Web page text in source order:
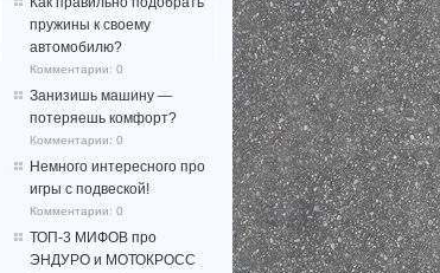
пружины к своему
автомобилю?
Комментарии: 0
Занизишь машину —
потеряешь комфорт?
Комментарии: 0
Немного интересного про
игры с подвеской!
Комментарии: 0
ТОП-3 МИФОВ про
ЭНДУРО и МОТОКРОСС